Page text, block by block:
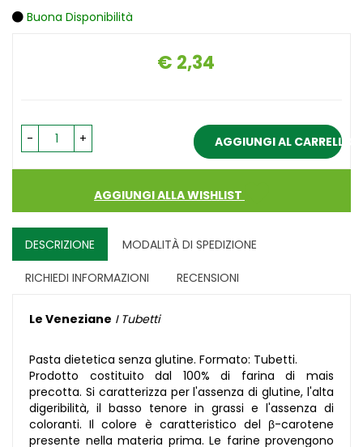
Buona Disponibilità
Prezzo
€ 2,34
- + AGGIUNGI AL CARRELLO
AGGIUNGI ALLA WISHLIST
DESCRIZIONE MODALITÀ DI SPEDIZIONE
RICHIEDI INFORMAZIONI RECENSIONI
Le Veneziane I Tubetti
Pasta dietetica senza glutine. Formato: Tubetti.
Prodotto costituito dal 100% di farina di mais
precotta. Si caratterizza per l'assenza di glutine, l'alta
digeribilità, il basso tenore in grassi e l'assenza di
coloranti. Il colore è caratteristico del β-carotene
presente nella materia prima. Le farine provengono